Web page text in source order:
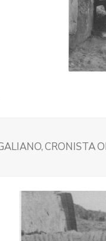
CRONISTA